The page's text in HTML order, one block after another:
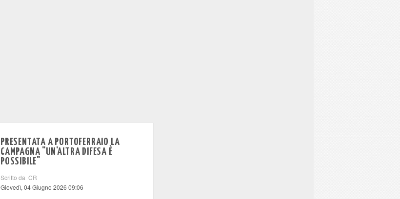
PRESENTATA A PORTOFERRAIO LA
CAMPAGNA "UN'ALTRA DIFESA È
POSSIBILE"
Scritto da CR
Giovedì, 04 Giugno 2026 09:06